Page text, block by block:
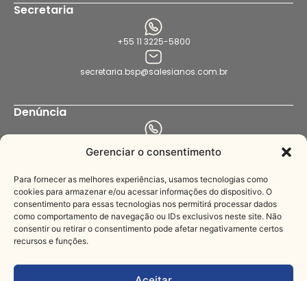
Gerenciar o consentimento
Para fornecer as melhores experiências, usamos tecnologias como
cookies para armazenar e/ou acessar informações do dispositivo. O
consentimento para essas tecnologias nos permitirá processar dados
como comportamento de navegação ou IDs exclusivos neste site. Não
consentir ou retirar o consentimento pode afetar negativamente certos
recursos e funções.
Secretaria
+55 11 3225-5800
secretaria.bsp@salesianos.com.br
Denúncia
denuncia.bsp@salesianos.com.br
Imprensa
comunica@salesianos.com.br